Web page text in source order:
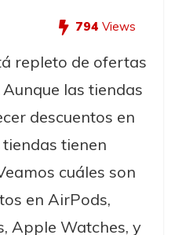
794 Views
repleto de ofertas
las tiendas
descuentos en
tienen
cuáles son
en AirPods,
Apple Watches, y